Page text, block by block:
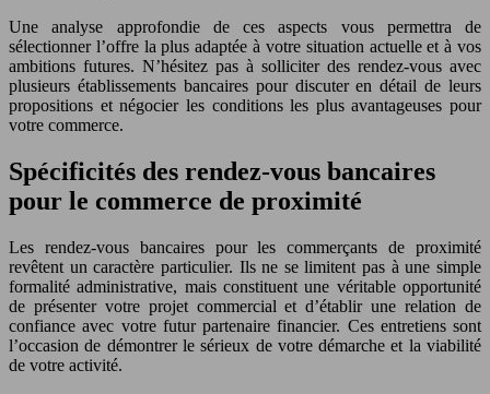
Une analyse approfondie de ces aspects vous permettra de
sélectionner l’offre la plus adaptée à votre situation actuelle et à vos
ambitions futures. N’hésitez pas à solliciter des rendez-vous avec
plusieurs établissements bancaires pour discuter en détail de leurs
propositions et négocier les conditions les plus avantageuses pour
votre commerce.
Spécificités des rendez-vous bancaires
pour le commerce de proximité
Les rendez-vous bancaires pour les commerçants de proximité
revêtent un caractère particulier. Ils ne se limitent pas à une simple
formalité administrative, mais constituent une véritable opportunité
de présenter votre projet commercial et d’établir une relation de
confiance avec votre futur partenaire financier. Ces entretiens sont
l’occasion de démontrer le sérieux de votre démarche et la viabilité
de votre activité.